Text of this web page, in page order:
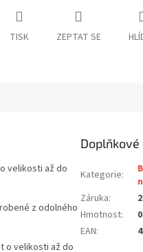
TISK ZEPTAT SE
velikosti až do
z odolného
o velikosti až do
Kategorie:
Záruka:
Hmotnost:
EAN: